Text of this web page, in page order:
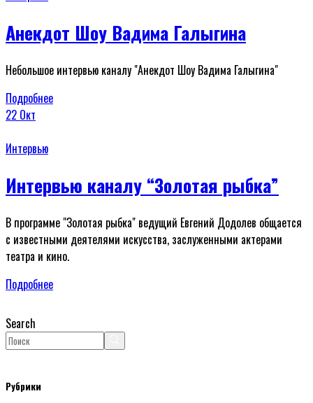
Анекдот Шоу Вадима Галыгина
Небольшое интервью каналу "Анекдот Шоу Вадима Галыгина"
Подробнее
22 Окт
Интервью
Интервью каналу “Золотая рыбка”
В программе "Золотая рыбка" ведущий Евгений Додолев общается
с известными деятелями искусства, заслуженными актерами
театра и кино.
Подробнее
Search
Рубрики